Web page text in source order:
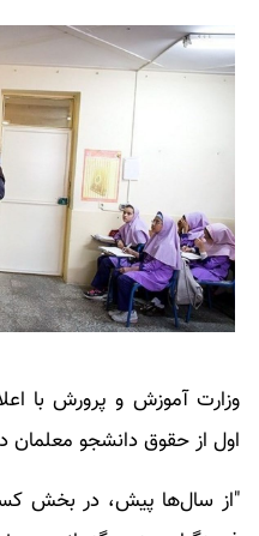
وزارت آموزش و پرورش با
اول از حقوق دانشجو معلمان
"از سال‌ها پیش، در بخش